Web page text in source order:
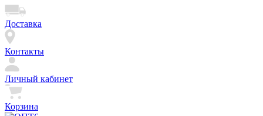
Доставка
Контакты
Личный кабинет
Корзина